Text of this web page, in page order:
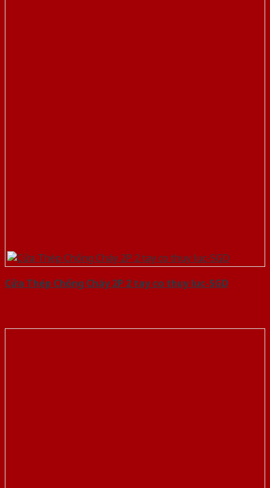
Cửa Thép Chống Cháy 2P 2 tay co thuy luc-SGD